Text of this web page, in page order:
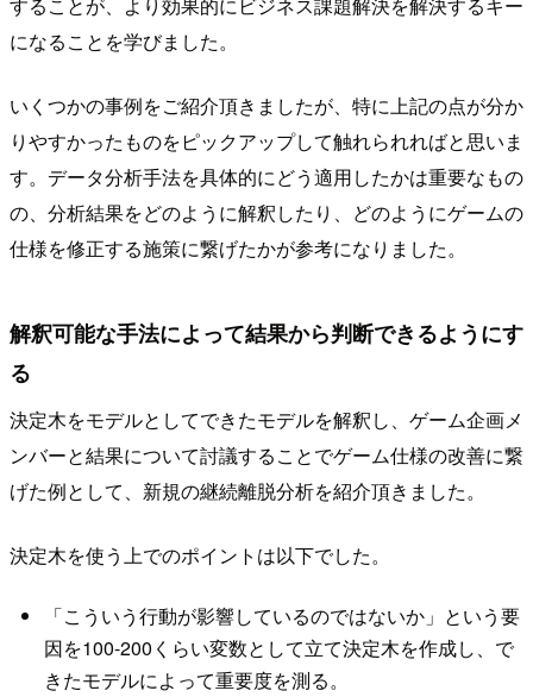
になることを学びました。
いくつかの事例をご紹介頂きましたが、特に上記の点が分か
りやすかったものをピックアップして触れられればと思いま
す。データ分析手法を具体的にどう適用したかは重要なもの
の、分析結果をどのように解釈したり、どのようにゲームの
仕様を修正する施策に繋げたかが参考になりました。
解釈可能な手法によって結果から判断できるようにす
る
決定木をモデルとしてできたモデルを解釈し、ゲーム企画メ
ンバーと結果について討議することでゲーム仕様の改善に繋
げた例として、新規の継続離脱分析を紹介頂きました。
決定木を使う上でのポイントは以下でした。
「こういう行動が影響しているのではないか」という要
因を100-200くらい変数として立て決定木を作成し、で
きたモデルによって重要度を測る。